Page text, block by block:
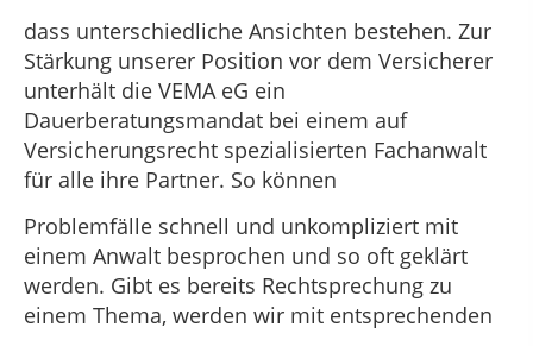
dass unterschiedliche Ansichten bestehen. Zur
Stärkung unserer Position vor dem Versicherer
unterhält die VEMA eG ein
Dauerberatungsmandat bei einem auf
Versicherungsrecht spezialisierten Fachanwalt
für alle ihre Partner. So können
Problemfälle schnell und unkompliziert mit
einem Anwalt besprochen und so oft geklärt
werden. Gibt es bereits Rechtsprechung zu
einem Thema, werden wir mit entsprechenden